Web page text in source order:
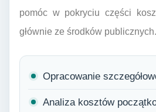
pomóc w pokryciu części
głównie ze środków publicznych.
Opracowanie
Analiza kosztów